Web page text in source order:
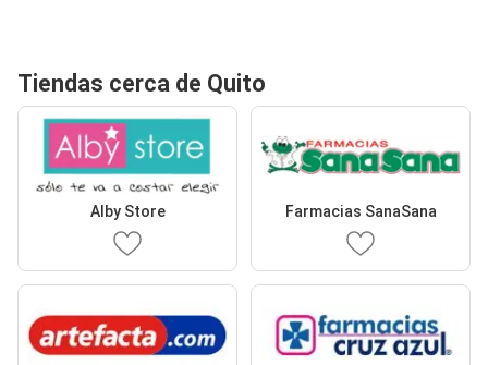
Tiendas cerca de Quito
Alby Store Farmacias SanaSana